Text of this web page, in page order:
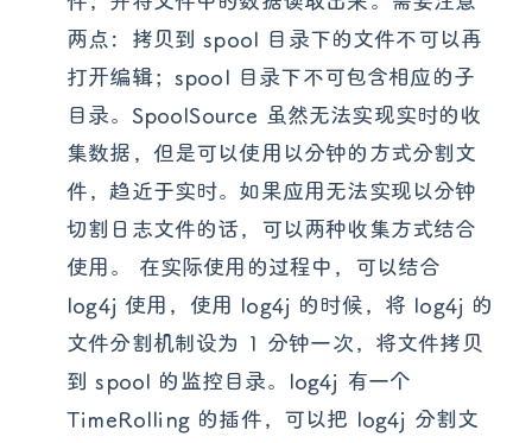
两点：拷贝到 spool 目录下的文件不可以再
打开编辑；spool 目录下不可包含相应的子
目录。SpoolSource 虽然无法实现实时的收
集数据，但是可以使用以分钟的方式分割文
件，趋近于实时。如果应用无法实现以分钟
切割日志文件的话，可以两种收集方式结合
使用。 在实际使用的过程中，可以结合
log4j 使用，使用 log4j 的时候，将 log4j 的
文件分割机制设为 1 分钟一次，将文件拷贝
到 spool 的监控目录。log4j 有一个
TimeRolling 的插件，可以把 log4j 分割文